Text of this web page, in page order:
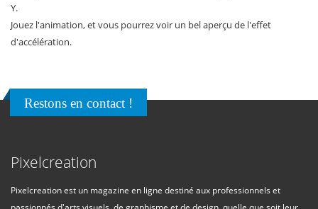
Y.
Jouez l'animation, et vous pourrez voir un bel aperçu de l'effet
d'accélération.
Restons en contact !
Pixelcreation
Pixelcreation est un magazine en ligne destiné aux professionnels et
passionnés d'arts visuels, de graphisme et de design, quelle que soit leur